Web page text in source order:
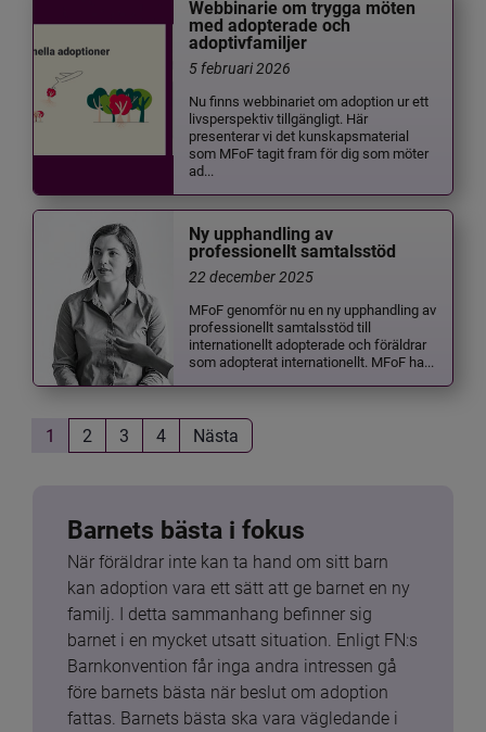
Webbinarie om trygga möten
med adopterade och
adoptivfamiljer
5 februari 2026
Nu finns webbinariet om adoption ur ett
livsperspektiv tillgängligt. Här
presenterar vi det kunskapsmaterial
som MFoF tagit fram för dig som möter
ad...
Ny upphandling av
professionellt samtalsstöd
22 december 2025
MFoF genomför nu en ny upphandling av
professionellt samtalsstöd till
internationellt adopterade och föräldrar
som adopterat internationellt. MFoF ha...
1 2 3 4 Nästa
Barnets bästa i fokus
När föräldrar inte kan ta hand om sitt barn
kan adoption vara ett sätt att ge barnet en ny
familj. I detta sammanhang befinner sig
barnet i en mycket utsatt situation. Enligt FN:s
Barnkonvention får inga andra intressen gå
före barnets bästa när beslut om adoption
fattas. Barnets bästa ska vara vägledande i